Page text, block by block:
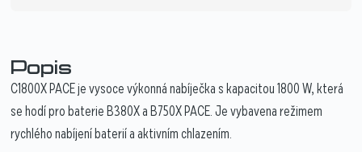
Popis
C1800X PACE je vysoce výkonná nabíječka s kapacitou 1800 W, která
se hodí pro baterie B380X a B750X PACE. Je vybavena režimem
rychlého nabíjení baterií a aktivním chlazením.